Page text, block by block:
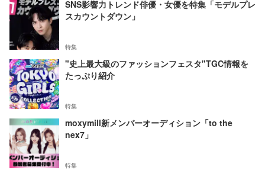
SNS影響力トレンド俳優・女優を特集「モデルプレ
スカウントダウン」
特集
"史上最大級のファッションフェスタ"TGC情報を
たっぷり紹介
特集
moxymill新メンバーオーディション「to the
nex7」
特集